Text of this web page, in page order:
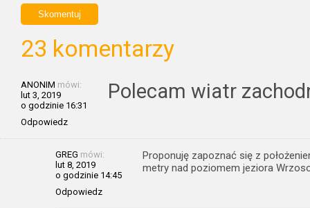
23 komentarzy
ANONIM mówi:
lut 3, 2019
o godzinie 16:31
Odpowiedz
Polecam wiatr
GREG mówi:
lut 8, 2019
o godzinie 14:45
Odpowiedz
Proponuję zapoznać się z
metry nad poziomem jeziora